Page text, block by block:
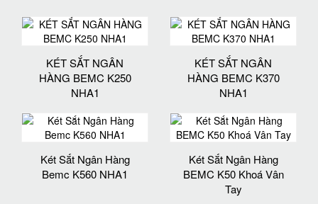
KÉT SẮT NGÂN
HÀNG BEMC K250
NHA1
KÉT SẮT NGÂN
HÀNG BEMC K370
NHA1
Két Sắt Ngân Hàng
Bemc K560 NHA1
Két Sắt Ngân Hàng
BEMC K50 Khoá Vân
Tay